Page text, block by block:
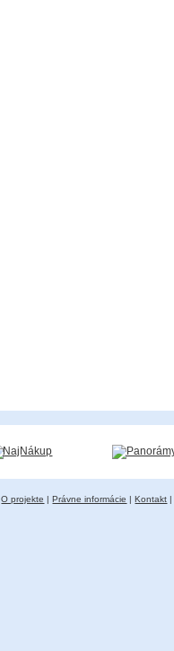
O projekte |Právne informácie |Kontakt